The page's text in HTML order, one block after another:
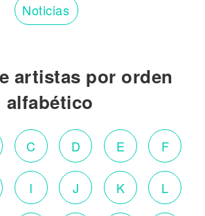
Noticias
artistas por orden
alfabético
C D E F
I J K L